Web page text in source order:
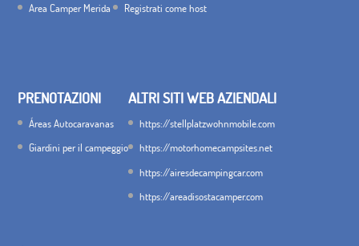
Area Camper Merida
Registrati come host
PRENOTAZIONI
Áreas Autocaravanas
Giardini per il campeggio
ALTRI SITI WEB AZIENDALI
https://stellplatzwohnmobile.com
https://motorhomecampsites.net
https://airesdecampingcar.com
https://areadisostacamper.com